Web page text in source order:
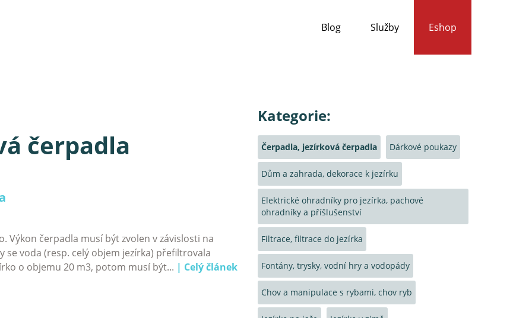
Eshop
Blog Služby
čerpadla
Výkon čerpadla musí být zvolen v závislosti na
se voda (resp. celý objem jezírka) přefiltrovala
o objemu 20 m3, potom musí být... | Celý článek
Kategorie:
Čerpadla, jezírková čerpadla Dárkové poukazy
Dům a zahrada, dekorace k jezírku
Elektrické ohradníky pro jezírka, pachové
ohradníky a příšlušenství
Filtrace, filtrace do jezírka
Fontány, trysky, vodní hry a vodopády
Chov a manipulace s rybami, chov ryb